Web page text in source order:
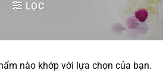
LỌC
nào khớp với lựa chọn của bạn.